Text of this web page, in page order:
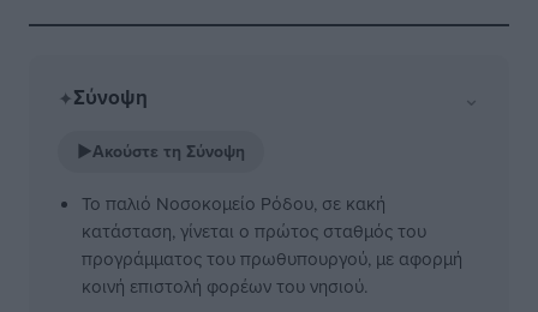
✦Σύνοψη ⌄
▶Ακούστε τη Σύνοψη
Το παλιό Νοσοκομείο Ρόδου, σε κακή
κατάσταση, γίνεται ο πρώτος σταθμός του
προγράμματος του πρωθυπουργού, με αφορμή
κοινή επιστολή φορέων του νησιού.